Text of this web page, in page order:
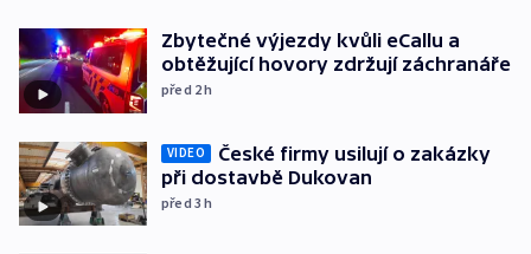
Zbytečné výjezdy kvůli eCallu a
obtěžující hovory zdržují záchranáře
před 2h
VIDEO
České firmy usilují o zakázky
při dostavbě Dukovan
před 3h